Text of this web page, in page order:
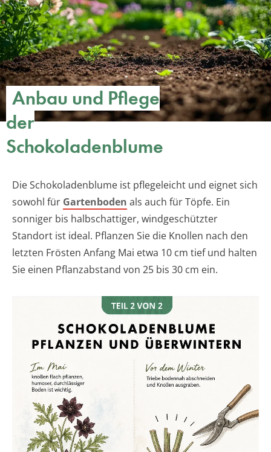
Anbau und Pflege
der
Schokoladenblume
Die Schokoladenblume ist pflegeleicht und eignet sich
sowohl für Gartenboden als auch für Töpfe. Ein
sonniger bis halbschattiger, windgeschützter
Standort ist ideal. Pflanzen Sie die Knollen nach den
letzten Frösten Anfang Mai etwa 10 cm tief und halten
Sie einen Pflanzabstand von 25 bis 30 cm ein.